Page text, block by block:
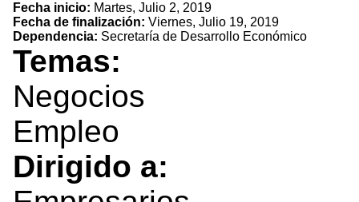
Fecha inicio: Martes, Julio 2, 2019
Fecha de finalización: Viernes, Julio 19, 2019
Dependencia: Secretaría de Desarrollo Económico
Temas:
Negocios
Empleo
Dirigido a: